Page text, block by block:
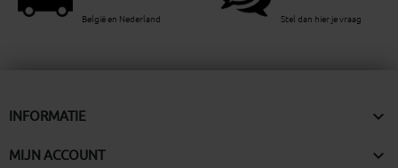
België en Nederland Stel dan hier je vraag
INFORMATIE 
MIJN ACCOUNT 